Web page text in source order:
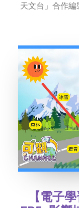
天文台」合作
【電子